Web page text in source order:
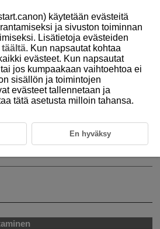
asetukset
kuvausmieltymystesi mukaisiksi
käytetään evästeitä
ja sivuston toiminnan
Lisätietoja evästeiden
täältä. Kun napsautat kohtaa
evästeet. Kun napsautat
tai jos kumpaakaan vaihtoehtoa ei
sisällön ja toimintojen
evästeet tallennetaan ja
tätä asetusta milloin tahansa.
En hyväksy